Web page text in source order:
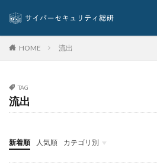
コンプライアンス
サイバー
サイバーインシデント
サイバーセキュリティ
サイバー犯罪条約
サプライチェーン
サポート
HOME 流出
TAG
流出
新着順 人気順 カテゴリ別
イベント
インタビュー
クイズ
ニュース